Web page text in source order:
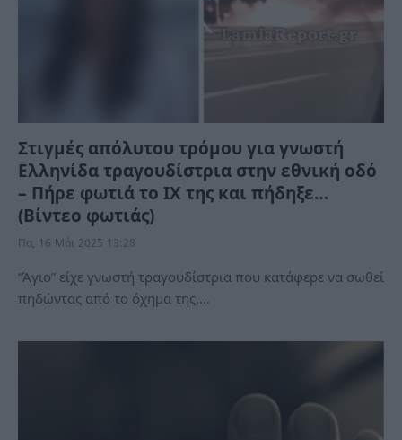
Στιγμές απόλυτου τρόμου για γνωστή
Ελληνίδα τραγουδίστρια στην εθνική οδό
– Πήρε φωτιά το ΙΧ της και πήδηξε…
(Βίντεο φωτιάς)
Πα, 16 Μάι 2025 13:28
“Άγιο” είχε γνωστή τραγουδίστρια που κατάφερε να σωθεί
πηδώντας από το όχημα της,…